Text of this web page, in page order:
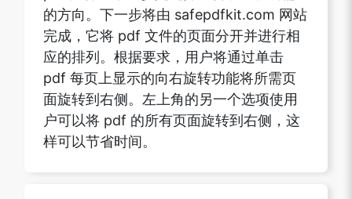
的方向。下一步将由 safepdfkit.com 网站
完成，它将 pdf 文件的页面分开并进行相
应的排列。根据要求，用户将通过单击
pdf 每页上显示的向右旋转功能将所需页
面旋转到右侧。左上角的另一个选项使用
户可以将 pdf 的所有页面旋转到右侧，这
样可以节省时间。